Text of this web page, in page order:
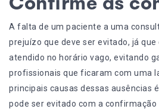
A falta de um paciente a uma
prejuízo que deve ser evitado, já
atendido no horário vago, evitando
profissionais que ficaram com uma
principais causas dessas ausências
pode ser evitado com a confirmação